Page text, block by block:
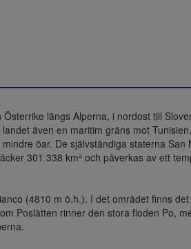
längs Alperna, i nordost till
även en maritim gräns mot
öar. De självständiga staterna San
301 338 km² och påverkas av ett
(4810 m ö.h.). I det området finns
Poslätten rinner den stora floden Po,